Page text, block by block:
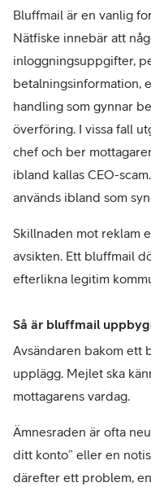
Bluffmail är en vanlig
Nätfiske innebär att
inloggningsuppgifter,
betalningsinformation,
handling som gynnar
överföring. I vissa fall
chef och ber
ibland kallas CEO-
används ibland som
Skillnaden mot reklam
avsikten. Ett bluffmail
efterlikna legitim
Så är bluffmail
Avsändaren bakom ett
upplägg. Mejlet ska
mottagarens vardag.
Ämnesraden är ofta
ditt konto” eller en
därefter ett problem,